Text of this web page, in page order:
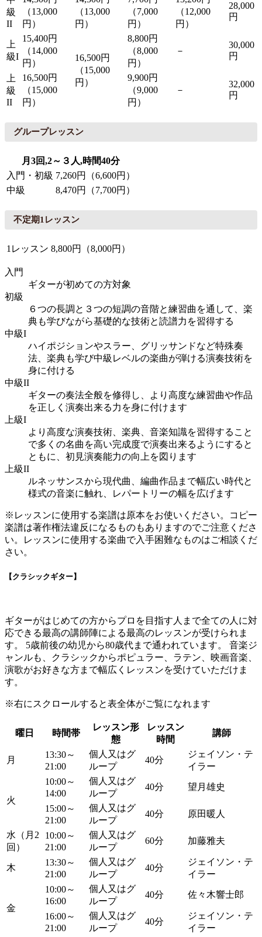
級
II
（13,000
円）
（13,000
円）
（7,000
円）
（12,000
円）
28,000
円
上
級I
15,400円
（14,000
円）
16,500円
（15,000
円）
8,800円
（8,000
円）
－
30,000
円
上
級
II
16,500円
（15,000
円）
9,900円
（9,000
円）
－
32,000
円
グループレッスン
月3回,2～３人,時間40分
入門・初級 7,260円（6,600円）
中級
8,470円（7,700円）
不定期1レッスン
1レッスン 8,800円（8,000円）
入門
ギターが初めての方対象
初級
６つの長調と３つの短調の音階と練習曲を通して、楽
典も学びながら基礎的な技術と読譜力を習得する
中級I
ハイポジションやスラー、グリッサンドなど特殊奏
法、楽典も学び中級レベルの楽曲が弾ける演奏技術を
身に付ける
中級II
ギターの奏法全般を修得し、より高度な練習曲や作品
を正しく演奏出来る力を身に付けます
上級I
より高度な演奏技術、楽典、音楽知識を習得すること
で多くの名曲を高い完成度で演奏出来るようにすると
ともに、初見演奏能力の向上を図ります
上級II
ルネッサンスから現代曲、編曲作品まで幅広い時代と
様式の音楽に触れ、レパートリーの幅を広げます
※レッスンに使用する楽譜は原本をお使いください。コピー
楽譜は著作権法違反になるものもありますのでご注意くださ
い。レッスンに使用する楽曲で入手困難なものはご相談くだ
さい。
【クラシックギター】
ギターがはじめての方からプロを目指す人まで全ての人に対
応できる最高の講師陣による最高のレッスンが受けられま
す。 5歳前後の幼児から80歳代まで通われています。 音楽ジ
ャンルも、クラシックからポピュラー、ラテン、映画音楽、
演歌がお好きな方まで幅広くレッスンを受けていただけま
す。
※右にスクロールすると表全体がご覧になれます
曜日 時間帯
レッスン形
態
レッスン
時間
講師
月
13:30～
21:00
個人又はグ
ループ
40分
ジェイソン・テ
イラー
火
10:00～
14:00
個人又はグ
ループ
40分 望月雄史
15:00～
21:00
個人又はグ
ループ
40分 原田暖人
水（月2
回）
10:00～
21:00
個人又はグ
ループ
60分 加藤雅夫
木
13:30～
21:00
個人又はグ
ループ
40分
ジェイソン・テ
イラー
金
10:00～
16:00
個人又はグ
ループ
40分 佐々木響士郎
16:00～
21:00
個人又はグ
ループ
40分
ジェイソン・テ
イラー